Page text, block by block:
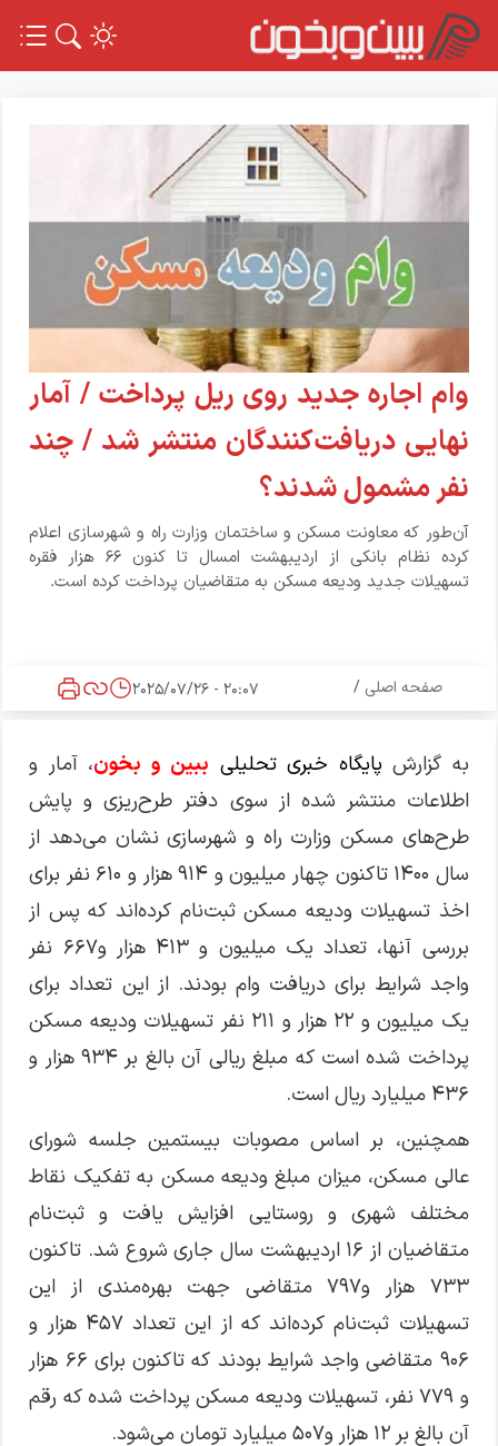
صفحه اصلی /
20:07 - 2025/07/26
وام اجاره جدید روی ریل پرداخت / آمار
نهایی دریافت‌کنندگان منتشر شد / چند
نفر مشمول شدند؟
آن‌طور که معاونت مسکن و ساختمان وزارت راه و شهرسازی اعلام
کرده نظام بانکی از اردیبهشت امسال تا کنون ۶۶ هزار فقره
تسهیلات جدید ودیعه مسکن به متقاضیان پرداخت کرده است.
به گزارش پایگاه خبری تحلیلی ببین و بخون، آمار و
اطلاعات منتشر شده از سوی دفتر طرح‌ریزی و پایش
طرح‌های مسکن وزارت راه و شهرسازی نشان می‌دهد از
سال ۱۴۰۰ تاکنون چهار میلیون و ۹۱۴ هزار و ۶۱۰ نفر برای
اخذ تسهیلات ودیعه مسکن ثبت‌نام کرده‌اند که پس از
بررسی آنها، تعداد یک میلیون و ۴۱۳ هزار و۶۶۷ نفر
واجد شرایط برای دریافت وام بودند. از این تعداد برای
یک میلیون و ۲۲ هزار و ۲۱۱ نفر تسهیلات ودیعه مسکن
پرداخت شده است که مبلغ ریالی آن بالغ بر ۹۳۴ هزار و
۴۳۶ میلیارد ریال است.
همچنین، بر اساس مصوبات بیستمین جلسه شورای
عالی مسکن، میزان مبلغ ودیعه مسکن به تفکیک نقاط
مختلف شهری و روستایی افزایش یافت و ثبت‌نام
متقاضیان از ۱۶ اردیبهشت سال جاری شروع شد. تاکنون
۷۳۳ هزار و۷۹۷ متقاضی جهت بهره‌مندی از این
تسهیلات ثبت‌نام کرده‌اند که از این تعداد ۴۵۷ هزار و
۹۰۶ متقاضی واجد شرایط بودند که تاکنون برای ۶۶ هزار
و ۷۷۹ نفر، تسهیلات ودیعه مسکن پرداخت شده که رقم
آن بالغ بر ۱۲ هزار و۵۰۷ میلیارد تومان می‌شود.